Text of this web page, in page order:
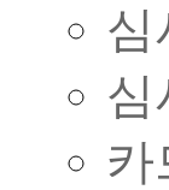
심
심
카